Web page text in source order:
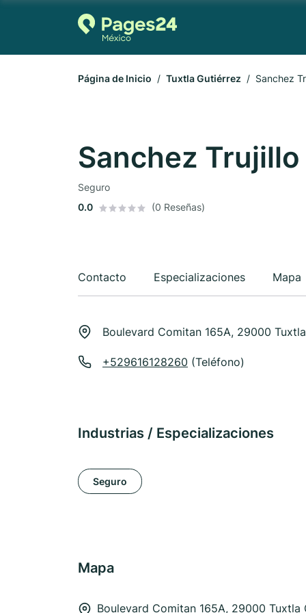
Página de Inicio Tuxtla Gutiérrez Sanchez
Sanchez
Seguro
0.0
(0 Reseñas)
Contacto Especializaciones Mapa
Boulevard Comitan 165A, 29000
+529616128260 (Teléfono)
Industrias / Especializaciones
Seguro
Mapa
Boulevard Comitan 165A, 29000 Tuxtla